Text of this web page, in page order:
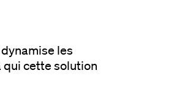
les
cette solution